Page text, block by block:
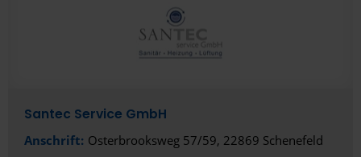
Santec Service GmbH
Anschrift: Osterbrooksweg 57/59, 22869 Schenefeld